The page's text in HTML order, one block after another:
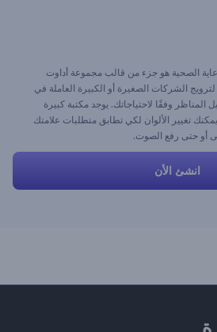
الصحية هو جزء من قالب مجموعة أداوت
لترويج الشركات الصغيرة أو الكبيرة العاملة في
المناظر وفقًا لاحتياجاتك. يوجد مكتبة كبيرة
من 300 منظرًا. يمكنك تغيير الألوان لكي تطابق متطلبات علامتك
أو حتى رفع الصوت.
انشئ الأن